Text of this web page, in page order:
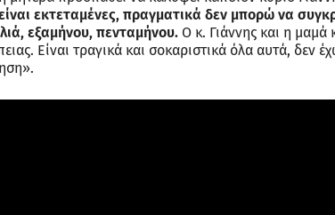
εκτεταμένες, πραγματικά δεν μπορώ να
εξαμήνου, πενταμήνου. Ο κ. Γιάννης και η μαμά
Είναι τραγικά και σοκαριστικά όλα αυτά, δεν